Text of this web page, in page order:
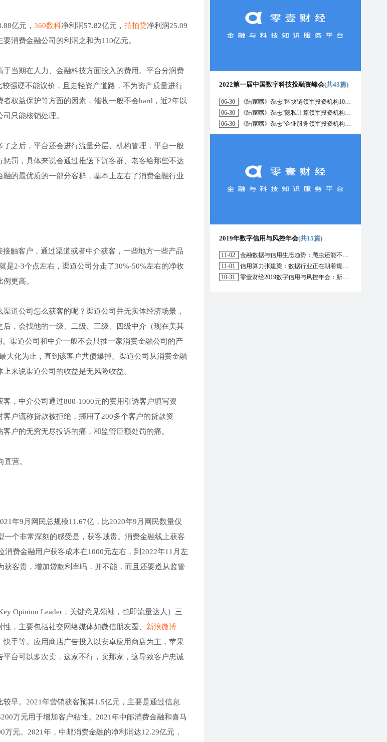
亿元， 360数科净利润57.82亿元， 拍拍贷净利润25.09
消费金融公司的利润之和为110亿元。
当期在人力、金融科技方面投入的费用。平台分润费
强硬不能议价，且走轻资产道路，不为资产质量进行
权益保护等方面的因素，催收一般不会hard，近2年以
只能核销处理。
之后，平台还会进行流量分层、机构管理，平台一般
罚，具体来说会通过推送下沉客群、老客给那些不达
的最优质的一部分客群，基本上左右了消费金融行业
触客户，通过渠道或者中介获客，一些地方一些产品
是2-3个点左右，渠道公司分走了30%-50%左右的净收
更高。
道公司怎么获客的呢？渠道公司并无实体经济场景，
，会找他的一级、二级、三级、四级中介（现在美其
渠道公司和中介一般不会只推一家消费金融公司的产
大化为止，直到该客户共债爆掉。渠道公司从消费金融
来说渠道公司的收益是无风险收益。
，中介公司通过800-1000元的费用引诱客户填写资
户谎称贷款被拒绝，挪用了200多个客户的贷款资
户的无穷无尽投诉的痛，和监管巨额处罚的痛。
营。
年9月网民总规模11.67亿，比2020年9月网民数量仅
个非常深刻的感受是，获客贼贵。消费金融线上获客
费金融用户获客成本在1000元左右，到2022年11月左
客贵，增加贷款利率吗，并不能，而且还要遵从监管
Opinion Leader，关键意见领袖，也即流量达人）三
，主要包括社交网络媒体如微信朋友圈、 新浪微博
快手等。应用商店广告投入以安卓应用商店为主，苹果
台可以多次卖，这家不行，卖那家，这导致客户忠诚
早。2021年营销获客预算1.5亿元，主要是通过信息
万元用于增加客户粘性。2021年中邮消费金融和喜马
元。2021年，中邮消费金融的净利润达12.29亿元，
2022第一届中国数字科技投融资峰会(共43篇)
06-30
《陆家嘴》杂志“区块链领军投资机构10强”榜单正式发布
06-30
《陆家嘴》杂志“隐私计算领军投资机构10强”榜单正式发布
06-30
《陆家嘴》杂志“企业服务领军投资机构10强”榜单正式发布
2019年数字信用与风控年会(共15篇)
11-02
金融数据与信用生态趋势：爬虫还能不能用？区块链能解决哪些问题？
11-01
信用算力张建梁：数据行业正在朝着规范化方向演进，数据确权是数据开放的前提
10-31
零壹财经2019数字信用与风控年会：新形势下行业的机遇与挑战